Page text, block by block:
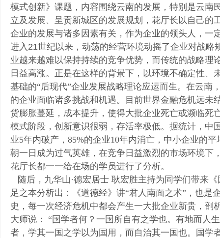
模式创新》课题，内容围绕云南的发展，特别是云南
立及发展、呈贡新城区的发展规划，花厅长以自己的
企业的发展与诸多因素有关，作为企业的领头人，一
进入 21世纪以来，动荡的经营环境动摇了企业对战
业越来越难以保持持续的竞争优势，而传统的战略理
日益高涨。正是在这样的背景下，以环境不确定性
基础的“后现代”企业发展战略理论应运而生。 在云南
的企业面临诸多挑战和机遇。目前世界金融危机远未
货膨胀蔓延，成本提升，使得大批企业死亡或濒临死
模式阶段，创新意识很弱，存活率极低。据统计，中
业5年内破产，85%的企业10年内消亡，中小企业的
朝一日成为过气英雄，在竞争日益激烈的市场环境下
花厅长都一一给在场的学员进行了分析。
随后，九华山·德宏居士 耿宏胜主持为同学们带来
足之本分析出：《道德经》讲“君人南面之术”，也是
史，每一次经济危机中都会产生一大批企业新贵，
大师说： “国学者何？一国所自有之学也。有地而人
者，学其一国之学以为国用，而自治其一国也。国学